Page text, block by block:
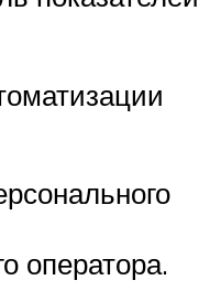
оператора.